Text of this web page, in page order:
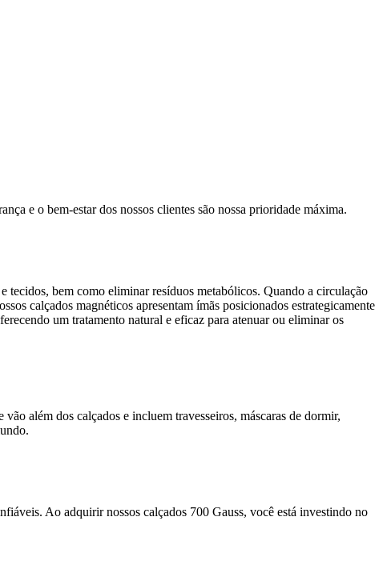
e o bem-estar dos nossos clientes são nossa prioridade máxima.
tecidos, bem como eliminar resíduos metabólicos. Quando a circulação
calçados magnéticos apresentam ímãs posicionados estrategicamente
um tratamento natural e eficaz para atenuar ou eliminar os
além dos calçados e incluem travesseiros, máscaras de dormir,
Ao adquirir nossos calçados 700 Gauss, você está investindo no